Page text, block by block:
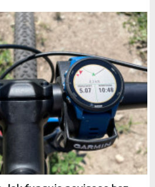
ukáže prémiovým